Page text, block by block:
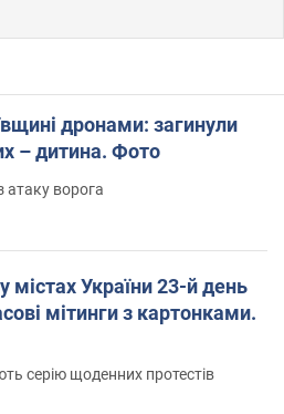
дронами: загинули
– дитина. Фото
атаку ворога
містах України 23-й день
мітинги з картонками.
серію щоденних протестів